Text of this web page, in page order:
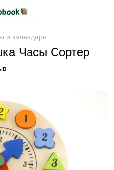
и календари
Часы Сортер